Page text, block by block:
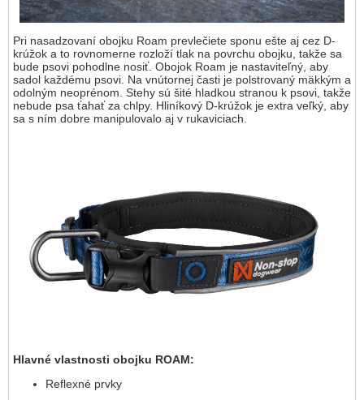
Pri nasadzovaní obojku Roam prevlečiete sponu ešte aj cez D-
krúžok a to rovnomerne rozloží tlak na povrchu obojku, takže sa
bude psovi pohodlne nosiť. Obojok Roam je nastaviteľný, aby
sadol každému psovi. Na vnútornej časti je polstrovaný mäkkým a
odolným neoprénom. Stehy sú šité hladkou stranou k psovi, takže
nebude psa ťahať za chlpy. Hliníkový D-krúžok je extra veľký, aby
sa s ním dobre manipulovalo aj v rukaviciach.
Hlavné vlastnosti obojku ROAM:
Reflexné prvky